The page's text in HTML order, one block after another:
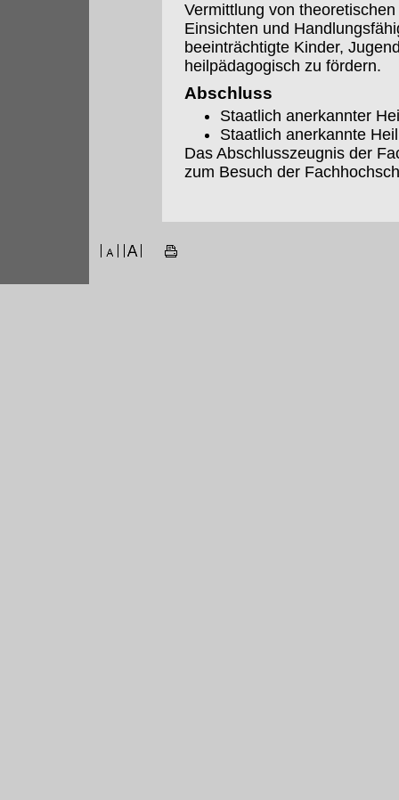
Vermittlung von
Einsichten und
beeinträchtigte Kinder,
heilpädagogisch zu fördern.
Abschluss
Staatlich anerkannter
Staatlich anerkannte
Das Abschlusszeugnis der
zum Besuch der